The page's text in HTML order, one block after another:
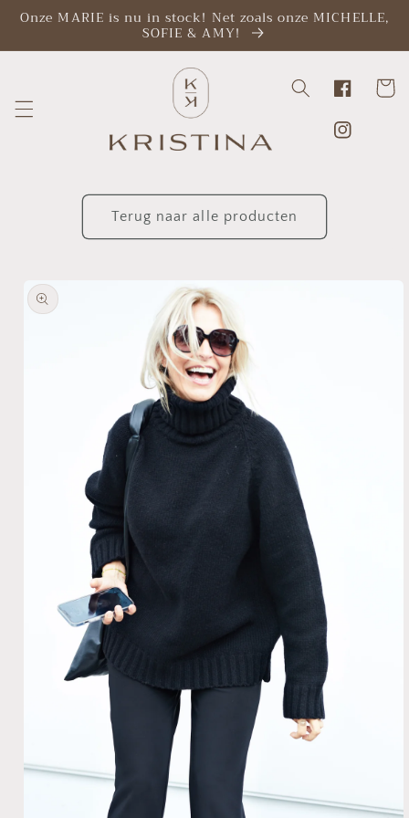
naar de
Onze MARIE is nu in stock! Net zoals onze MICHELLE,
SOFIE & AMY!
Facebook
Instagram
Terug naar alle producten
direct naar